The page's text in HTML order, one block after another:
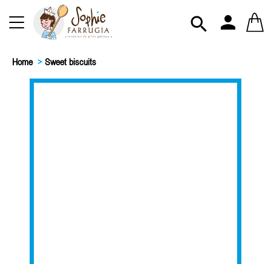
 person
Home > Sweet biscuits